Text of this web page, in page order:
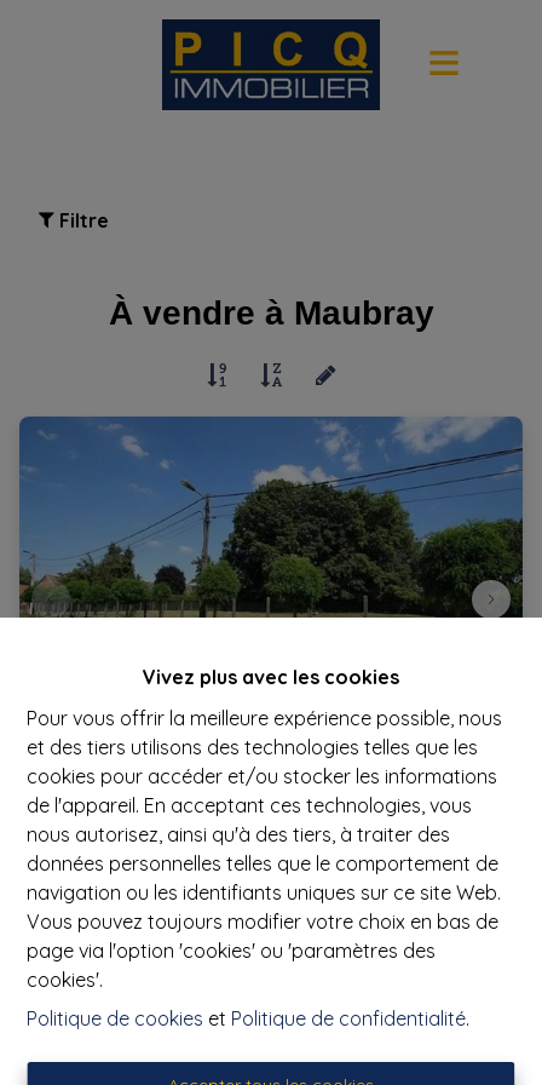
Vivez plus avec les cookies
Pour vous offrir la meilleure expérience possible, nous
et des tiers utilisons des technologies telles que les
cookies pour accéder et/ou stocker les informations
de l'appareil. En acceptant ces technologies, vous
nous autorisez, ainsi qu'à des tiers, à traiter des
données personnelles telles que le comportement de
navigation ou les identifiants uniques sur ce site Web.
Vous pouvez toujours modifier votre choix en bas de
page via l'option 'cookies' ou 'paramètres des
cookies'.
Politique de cookies et Politique de confidentialité.
Filtre
À vendre à Maubray
Terrain
7640 Maubray | Ref: 3266
€ 95.000